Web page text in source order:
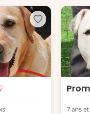
7 ans